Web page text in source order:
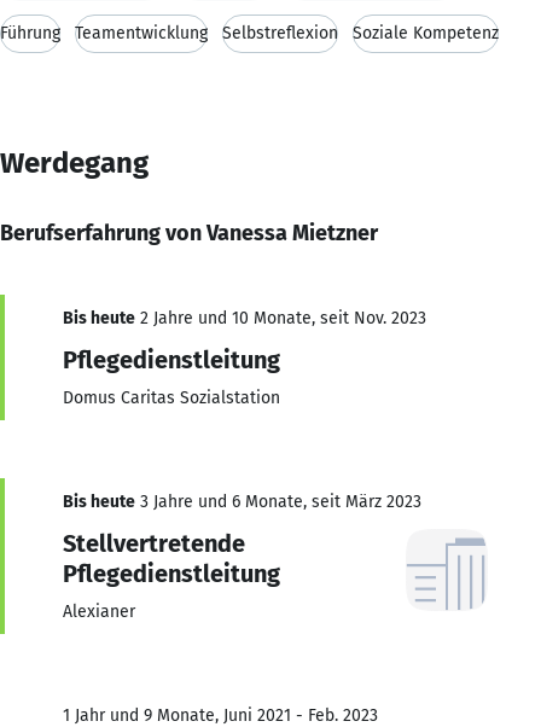
Führung Teamentwicklung Selbstreflexion Soziale Kompetenz
Werdegang
Berufserfahrung von Vanessa Mietzner
Bis heute 2 Jahre und 10 Monate, seit Nov. 2023
Pflegedienstleitung
Domus Caritas Sozialstation
Bis heute 3 Jahre und 6 Monate, seit März 2023
Stellvertretende
Pflegedienstleitung
Alexianer
1 Jahr und 9 Monate, Juni 2021 - Feb. 2023